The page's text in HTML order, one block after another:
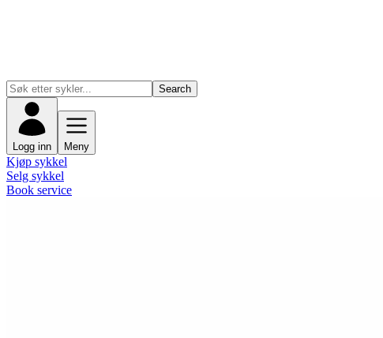
Search
Logg inn Meny
Kjøp sykkel
Selg sykkel
Book service